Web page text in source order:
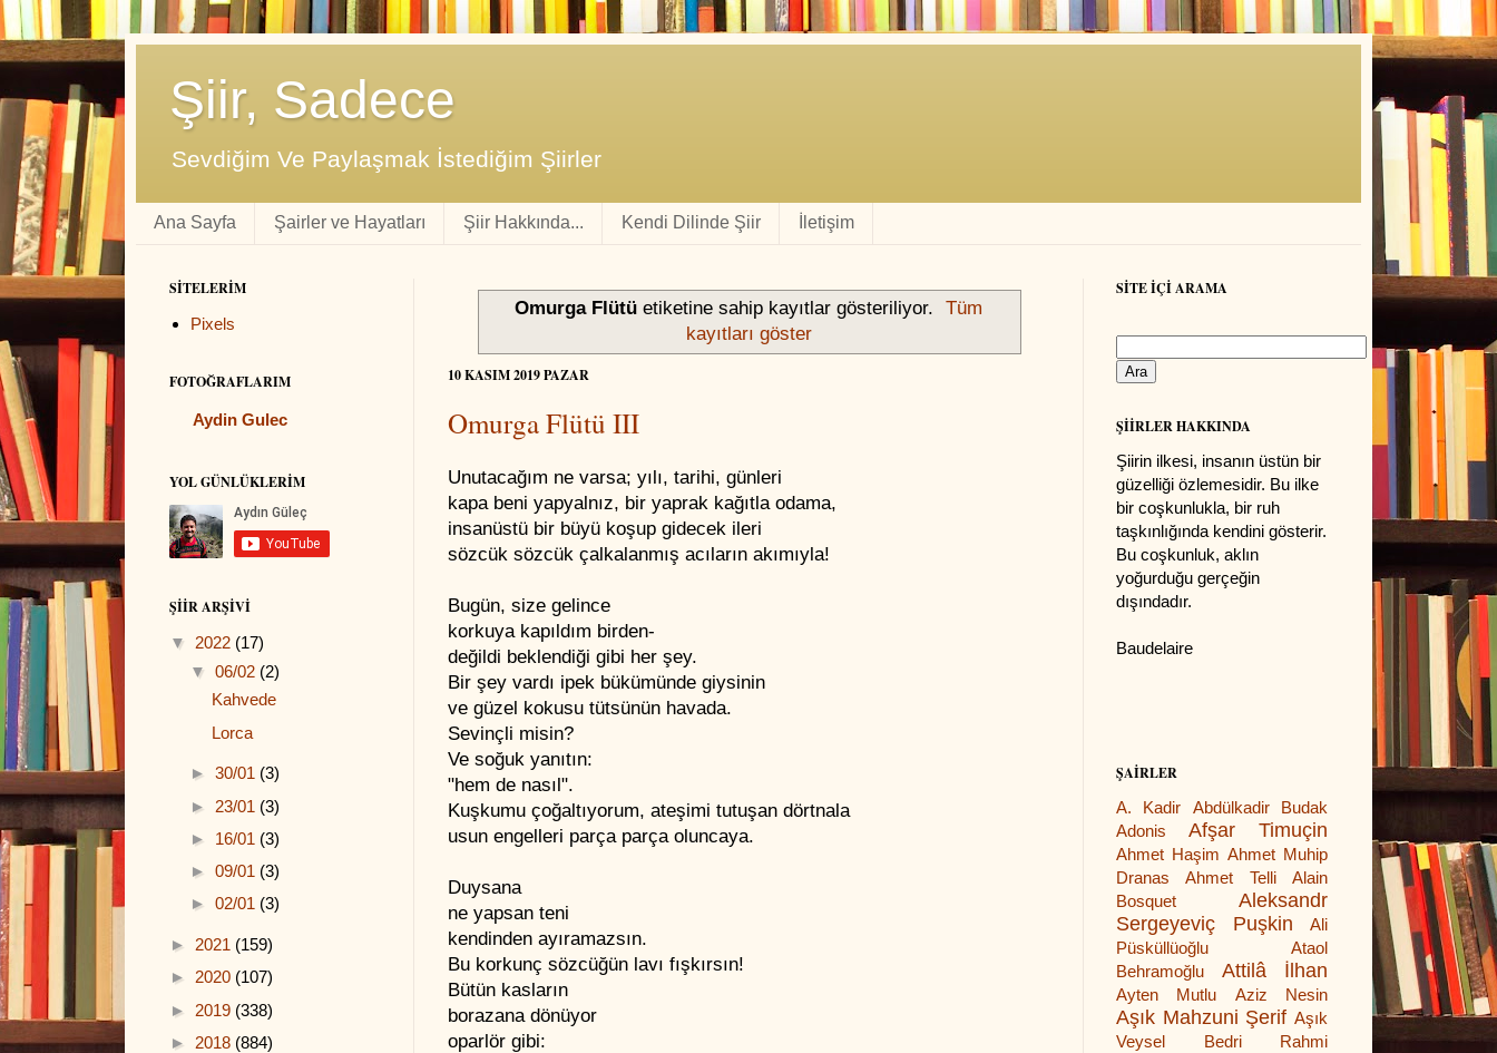
Şiir, Sadece
Sevdiğim Ve Paylaşmak İstediğim Şiirler
Ana Sayfa Şairler ve Hayatları Şiir Hakkında... Kendi Dilinde Şiir İletişim
Omurga Flütüetiketine sahip kayıtlar gösteriliyor.
Tüm
kayıtları göster
10 KASIM 2019 PAZAR
Omurga Flütü III
Unutacağım ne varsa; yılı, tarihi, günleri
kapa beni yapyalnız, bir yaprak kağıtla odama,
insanüstü bir büyü koşup gidecek ileri
sözcük sözcük çalkalanmış acıların akımıyla!
Bugün, size gelince
korkuya kapıldım birden-
değildi beklendiği gibi her şey.
Bir şey vardı ipek bükümünde giysinin
ve güzel kokusu tütsünün havada.
Sevinçli misin?
Ve soğuk yanıtın:
"hem de nasıl".
Kuşkumu çoğaltıyorum, ateşimi tutuşan dörtnala
usun engelleri parça parça oluncaya.
Duysana
ne yapsan teni
kendinden ayıramazsın.
Bu korkunç sözcüğün lavı fışkırsın!
Bütün kasların
borazana dönüyor
oparlör gibi:
SITELERIM
Pixels
FOTOĞRAFLARIM
Aydin Gulec
YOL GÜNLÜKLERIM
ŞIIR ARŞIVI
▼ 2022 (17)
▼ 06/02 (2)
Kahvede
Lorca
► 30/01 (3)
► 23/01 (3)
► 16/01 (3)
► 09/01 (3)
► 02/01 (3)
► 2021 (159)
► 2020 (107)
► 2019 (338)
► 2018 (884)
SİTE İÇİ ARAMA
ŞİİRLER HAKKINDA
Şiirin ilkesi, insanın üstün bir
güzelliği özlemesidir. Bu ilke
bir coşkunlukla, bir ruh
taşkınlığında kendini gösterir.
Bu coşkunluk, aklın
yoğurduğu gerçeğin
dışındadır.
Baudelaire
ŞAİRLER
A. Kadir
Abdülkadir Budak
Adonis
Afşar Timuçin
Ahmet Haşim Ahmet Muhip
Dranas
Ahmet Telli
Alain
Bosquet
Aleksandr
Sergeyeviç Puşkin
Ali
Püsküllüoğlu
Ataol
Behramoğlu
Attilâ İlhan
Ayten Mutlu Aziz Nesin
Aşık Mahzuni Şerif Aşık
Veysel
Bedri Rahmi